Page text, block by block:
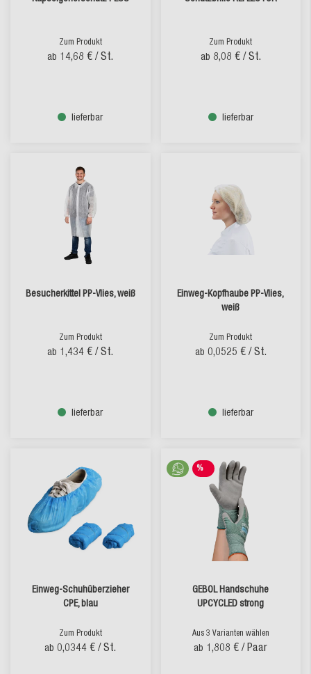
Zum Produkt
ab 14,68 € / St.
lieferbar
Zum Produkt
ab 8,08 € / St.
lieferbar
Besucherkittel PP-Vlies, weiß
Zum Produkt
ab 1,434 € / St.
lieferbar
Einweg-Kopfhaube PP-Vlies,
weiß
Zum Produkt
ab 0,0525 € / St.
lieferbar
Einweg-Schuhüberzieher
CPE, blau
Zum Produkt
ab 0,0344 € / St.
%
GEBOL Handschuhe
UPCYCLED strong
Aus 3 Varianten wählen
ab 1,808 € / Paar